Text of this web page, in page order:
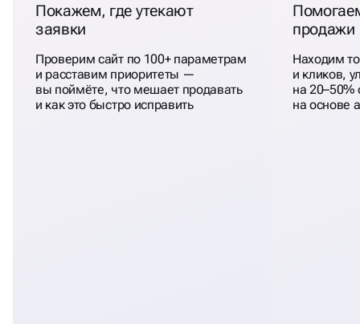
Покажем, где утекают
заявки
Проверим сайт по 100+ параметрам
и расставим приоритеты —
вы поймёте, что мешает продавать
и как это быстро исправить
продажи
Находим
и кликов,
на
на основе